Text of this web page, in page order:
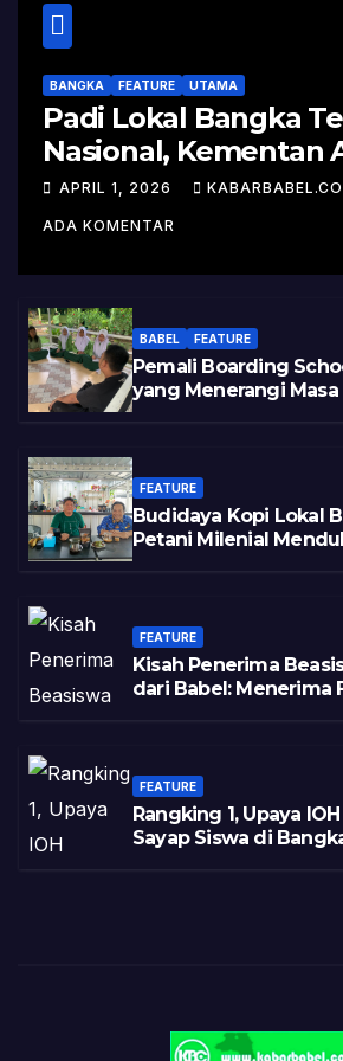
BANGKA FEATURE UTAMA
Padi Lokal Bangka
Nasional, Kementan
Kisah Sukses
Varietas
APRIL 1, 2026
ADA KOMENTAR
BABEL FEATURE
Pemali Boarding
yang Menerangi Masa
FEATURE
Budidaya Kopi Lokal
Petani Milenial
FEATURE
Kisah Penerima
dari Babel: Menerima
FEATURE
Rangking 1, Upaya
Sayap Siswa di